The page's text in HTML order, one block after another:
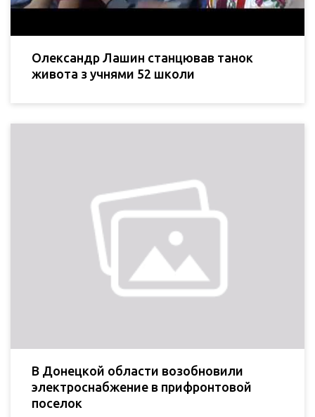
Олександр Лашин станцював танок
живота з учнями 52 школи
В Донецкой области возобновили
электроснабжение в прифронтовой
поселок